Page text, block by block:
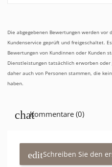
Die abgegebenen Bewertungen werden
Kundenservice geprüft und freigeschaltet.
Bewertungen von Kundinnen oder Kunden
Dienstleistungen tatsächlich erworben
daher auch von Personen stammen, die
haben.
Kommentare (0)
Schreiben Sie den